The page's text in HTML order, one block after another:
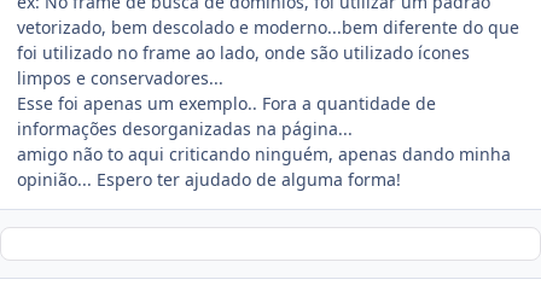
vetorizado, bem descolado e moderno...bem diferente do que
foi utilizado no frame ao lado, onde são utilizado ícones
limpos e conservadores...
Esse foi apenas um exemplo.. Fora a quantidade de
informações desorganizadas na página...
amigo não to aqui criticando ninguém, apenas dando minha
opinião... Espero ter ajudado de alguma forma!